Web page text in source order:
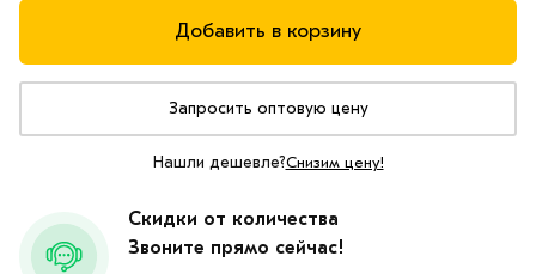
Добавить в корзину
Запросить оптовую цену
Нашли дешевле?Снизим цену!
Скидки от количества
Звоните прямо сейчас!